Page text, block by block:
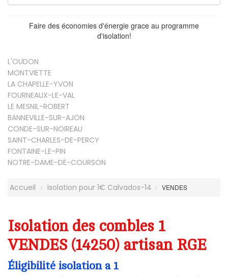
Faire des économies d'énergie grace au programme
d'isolation!
L'OUDON
MONTVIETTE
LA CHAPELLE-YVON
FOURNEAUX-LE-VAL
LE MESNIL-ROBERT
BANNEVILLE-SUR-AJON
CONDE-SUR-NOIREAU
SAINT-CHARLES-DE-PERCY
FONTAINE-LE-PIN
NOTRE-DAME-DE-COURSON
Accueil Isolation pour 1€ Calvados-14 VENDES
Isolation des combles 1
VENDES (14250) artisan RGE
Éligibilité isolation a 1